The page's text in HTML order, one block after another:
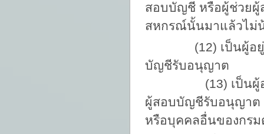
สอบบัญชี หรือผู้ช่วย
สหกรณ์นั้นมาแล้วไม่
(12) เป็นผู้อ
บัญชีรับอนุญาต
(13) เป็นผู้อยู่ระ
ผู้สอบบัญชีรับอนุญาต
หรือบุคคลอื่นของกร